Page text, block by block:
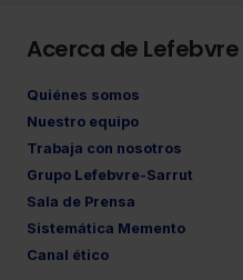
Acerca de Lefebvre
Quiénes somos
Nuestro equipo
Trabaja con nosotros
Grupo Lefebvre-Sarrut
Sala de Prensa
Sistemática Memento
Canal ético